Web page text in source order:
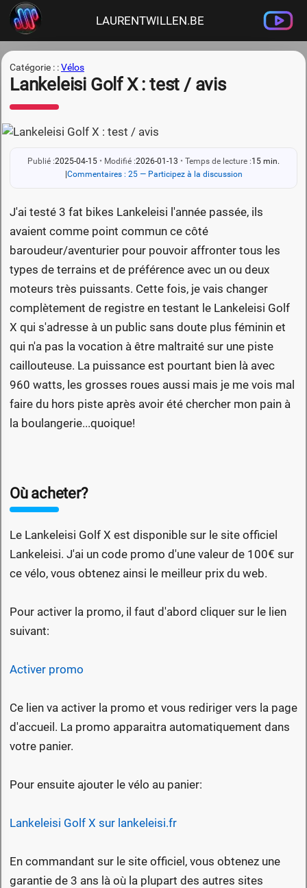
LAURENTWILLEN.BE
Catégorie : :Vélos
Lankeleisi Golf X : test / avis
Publié :2025-04-15 • Modifié :2026-01-13 • Temps de lecture :15 min.
Commentaires : 25 — Participez à la discussion
J'ai testé 3 fat bikes Lankeleisi l'année passée, ils
avaient comme point commun ce côté
baroudeur/aventurier pour pouvoir affronter tous les
types de terrains et de préférence avec un ou deux
moteurs très puissants. Cette fois, je vais changer
complètement de registre en testant le Lankeleisi Golf
X qui s'adresse à un public sans doute plus féminin et
qui n'a pas la vocation à être maltraité sur une piste
caillouteuse. La puissance est pourtant bien là avec
960 watts, les grosses roues aussi mais je me vois mal
faire du hors piste après avoir été chercher mon pain à
la boulangerie...quoique!
Où acheter?
Le Lankeleisi Golf X est disponible sur le site officiel
Lankeleisi. J'ai un code promo d'une valeur de 100€ sur
ce vélo, vous obtenez ainsi le meilleur prix du web.
Pour activer la promo, il faut d'abord cliquer sur le lien
suivant:
Activer promo
Ce lien va activer la promo et vous rediriger vers la page
d'accueil. La promo apparaitra automatiquement dans
votre panier.
Pour ensuite ajouter le vélo au panier:
Lankeleisi Golf X sur lankeleisi.fr
En commandant sur le site officiel, vous obtenez une
garantie de 3 ans là où la plupart des autres sites